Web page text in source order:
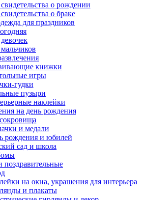
свидетельства о рождении
о браке
для праздников
книжки
игры
гудки
пузыри
наклейки
на день рождения
и медали
рождения и юбилей
сад и школа
поздравительные
на окна, украшения для интерьера
и плакаты